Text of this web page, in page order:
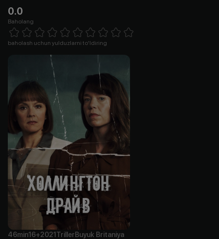
0.0
Baholang
1 Star 2 Stars 3 Stars 4 Stars5 Stars 6 Stars7 Stars8 Stars
baholash uchun yulduzlarni to'ldiring
46min16+2021 Triller Buyuk Britaniya